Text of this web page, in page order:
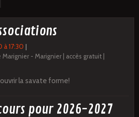
à 17:30
- Marignier
accès gratuit
la savate forme!
pour 2026-2027